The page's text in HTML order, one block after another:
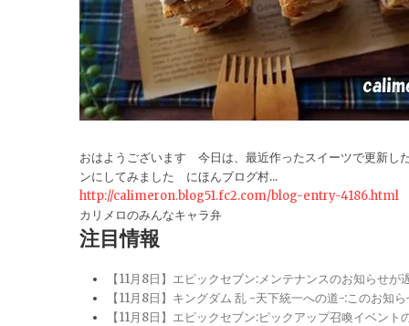
おはようございます 今日は、最近作ったスイーツで更新
ンにしてみました にほんブログ村...
http://calimeron.blog51.fc2.com/blog-entry-4186.html
カリメロのみんなキャラ弁
注目情報
【11月8日】エピックセブン:メンテナンスのお知らせ
【11月8日】キングダム 乱 -天下統一への道-:このお知
【11月8日】エピックセブン:ピックアップ召喚イベン